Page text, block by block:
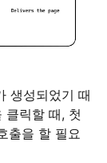
생성되었기 때
클릭할 때, 첫
출을 할 필요